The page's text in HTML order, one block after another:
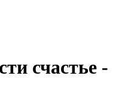
счастье -